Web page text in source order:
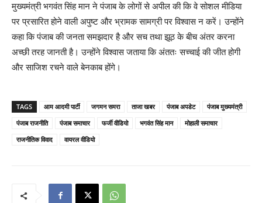
मुख्यमंत्री भगवंत सिंह मान ने पंजाब के लोगों से अपील की कि वे सोशल मीडिया
पर प्रसारित होने वाली अपुष्ट और भ्रामक सामग्री पर विश्वास न करें। उन्होंने
कहा कि पंजाब की जनता समझदार है और सच तथा झूठ के बीच अंतर करना
अच्छी तरह जानती है। उन्होंने विश्वास जताया कि अंततः सच्चाई की जीत होगी
और साजिश रचने वाले बेनकाब होंगे।
TAGS आम आदमी पार्टी जगमन समरा ताजा खबर पंजाब अपडेट
पंजाब मुख्यमंत्री
पंजाब राजनीति
पंजाब समाचार फर्जी वीडियो भगवंत सिंह मान
मोहाली समाचार
राजनीतिक विवाद
वायरल वीडियो